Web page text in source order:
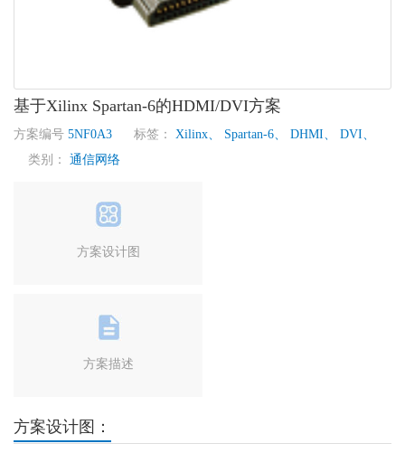
基于Xilinx Spartan-6的HDMI/DVI方案
方案编号 5NF0A3 标签： Xilinx、 Spartan-6、 DHMI、
DVI、
类别： 通信网络
方案设计图
方案描述
方案设计图：